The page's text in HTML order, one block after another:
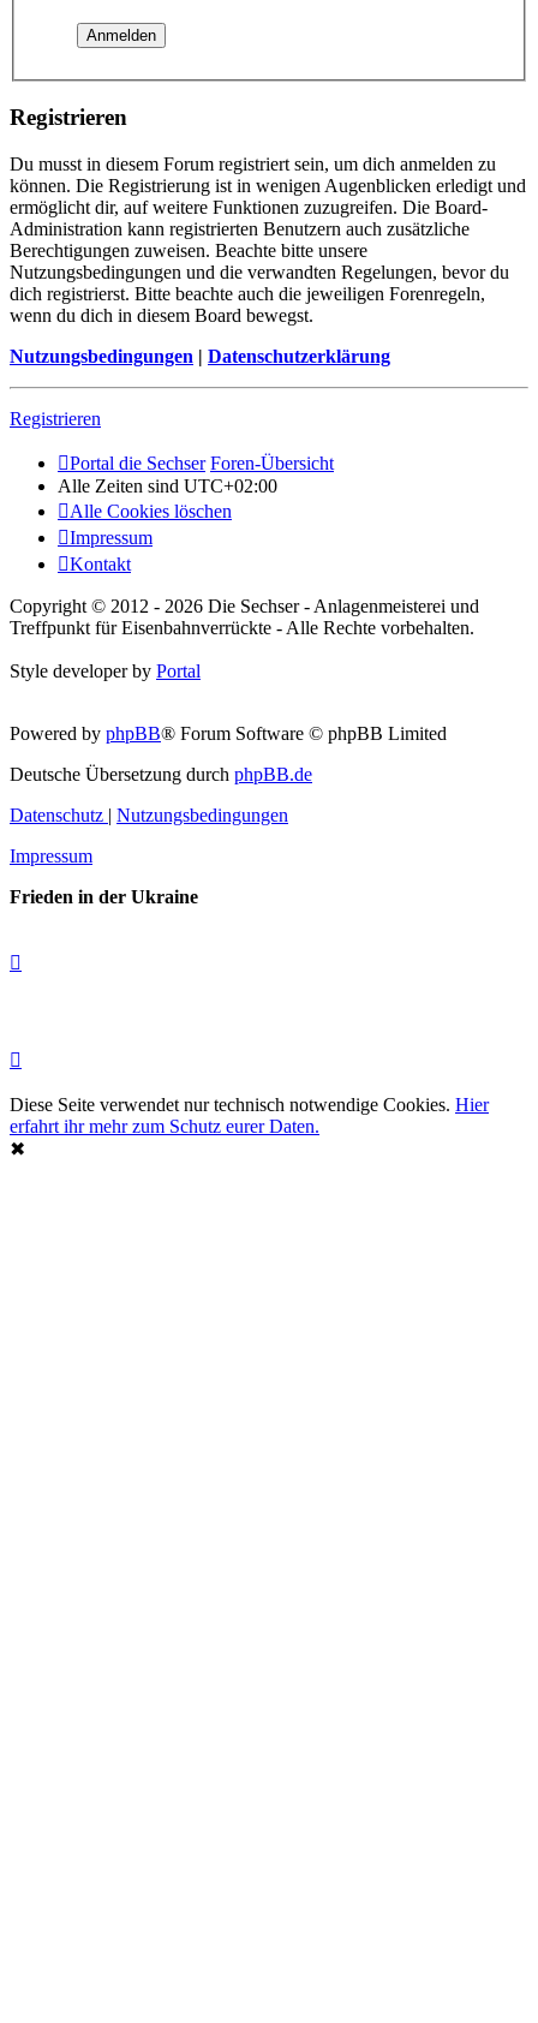
Registrieren
Du musst in diesem Forum registriert sein, um dich anmelden zu
können. Die Registrierung ist in wenigen Augenblicken erledigt und
ermöglicht dir, auf weitere Funktionen zuzugreifen. Die Board-
Administration kann registrierten Benutzern auch zusätzliche
Berechtigungen zuweisen. Beachte bitte unsere
Nutzungsbedingungen und die verwandten Regelungen, bevor du
dich registrierst. Bitte beachte auch die jeweiligen Forenregeln,
wenn du dich in diesem Board bewegst.
Nutzungsbedingungen | Datenschutzerklärung
Registrieren
Portal die Sechser Foren-Übersicht
Alle Zeiten sind UTC+02:00
Alle Cookies löschen
Impressum
Kontakt
Copyright © 2012 - 2026 Die Sechser - Anlagenmeisterei und
Treffpunkt für Eisenbahnverrückte - Alle Rechte vorbehalten.
Style developer by Portal
Powered by phpBB® Forum Software © phpBB Limited
Deutsche Übersetzung durch phpBB.de
Datenschutz | Nutzungsbedingungen
Impressum
Frieden in der Ukraine
Diese Seite verwendet nur technisch notwendige Cookies. Hier
erfahrt ihr mehr zum Schutz eurer Daten.
✖